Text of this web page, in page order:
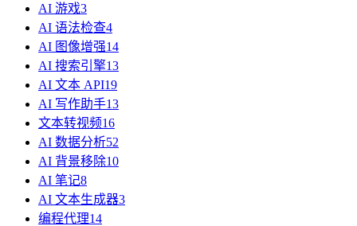
AI 游戏3
AI 语法检查4
AI 图像增强14
AI 搜索引擎13
AI 文本 API19
AI 写作助手13
文本转视频16
AI 数据分析52
AI 背景移除10
AI 笔记8
AI 文本生成器3
编程代理14